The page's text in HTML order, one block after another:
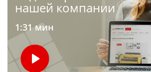
нашей компании
1:31 мин